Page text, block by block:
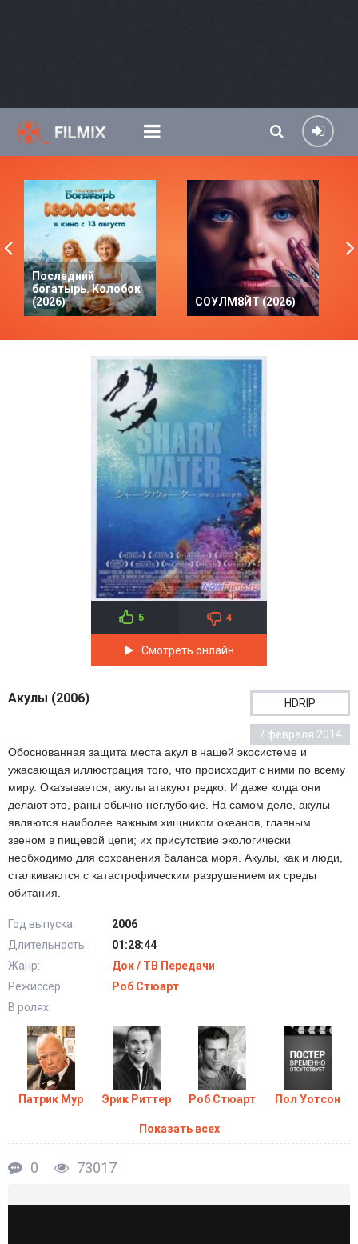
Последний
богатырь. Колобок
(2026)
СОУЛМ8ЙТ (2026)
5 4
Смотреть онлайн
Акулы (2006) HDRIP
7 февраля 2014
Обоснованная защита места акул в нашей экосистеме и
ужасающая иллюстрация того, что происходит с ними по всему
миру. Оказывается, акулы атакуют редко. И даже когда они
делают это, раны обычно неглубокие. На самом деле, акулы
являются наиболее важным хищником океанов, главным
звеном в пищевой цепи; их присутствие экологически
необходимо для сохранения баланса моря. Акулы, как и люди,
сталкиваются с катастрофическим разрушением их среды
обитания.
Год выпуска:
2006
Длительность:
01:28:44
Жанр:
Док / ТВ Передачи
Режиссер:
Роб Стюарт
В ролях:
Патрик Мур Эрик Риттер Роб Стюарт Пол Уотсон
Показать всех
0 73017